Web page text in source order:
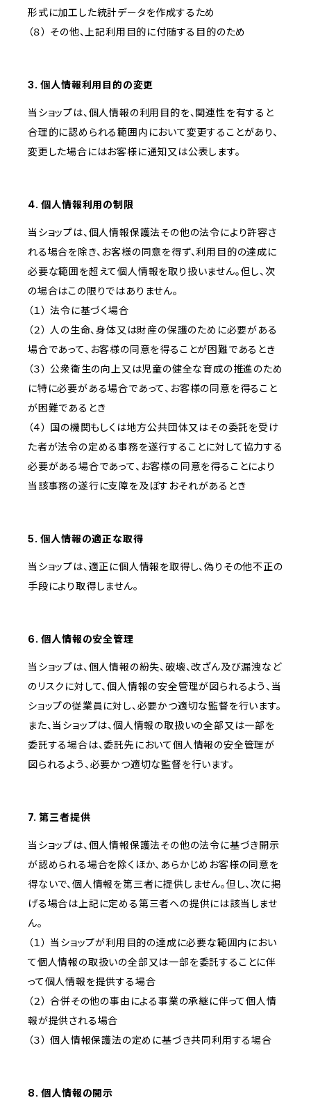
形式に加工した統計データを作成するため
（８） その他、上記利用目的に付随する目的のため
3. 個人情報利用目的の変更
当ショップは、個人情報の利用目的を、関連性を有すると
合理的に認められる範囲内において変更することがあり、
変更した場合にはお客様に通知又は公表します。
4. 個人情報利用の制限
当ショップは、個人情報保護法その他の法令により許容さ
れる場合を除き、お客様の同意を得ず、利用目的の達成に
必要な範囲を超えて個人情報を取り扱いません。但し、次
の場合はこの限りではありません。
（１） 法令に基づく場合
（２） 人の生命、身体又は財産の保護のために必要がある
場合であって、お客様の同意を得ることが困難であるとき
（３） 公衆衛生の向上又は児童の健全な育成の推進のため
に特に必要がある場合であって、お客様の同意を得ること
が困難であるとき
（４） 国の機関もしくは地方公共団体又はその委託を受け
た者が法令の定める事務を遂行することに対して協力する
必要がある場合であって、お客様の同意を得ることにより
当該事務の遂行に支障を及ぼすおそれがあるとき
5. 個人情報の適正な取得
当ショップは、適正に個人情報を取得し、偽りその他不正の
手段により取得しません。
6. 個人情報の安全管理
当ショップは、個人情報の紛失、破壊、改ざん及び漏洩など
のリスクに対して、個人情報の安全管理が図られるよう、当
ショップの従業員に対し、必要かつ適切な監督を行います。
また、当ショップは、個人情報の取扱いの全部又は一部を
委託する場合は、委託先において個人情報の安全管理が
図られるよう、必要かつ適切な監督を行います。
7. 第三者提供
当ショップは、個人情報保護法その他の法令に基づき開示
が認められる場合を除くほか、あらかじめお客様の同意を
得ないで、個人情報を第三者に提供しません。但し、次に掲
げる場合は上記に定める第三者への提供には該当しませ
ん。
（１） 当ショップが利用目的の達成に必要な範囲内におい
て個人情報の取扱いの全部又は一部を委託することに伴
って個人情報を提供する場合
（２） 合併その他の事由による事業の承継に伴って個人情
報が提供される場合
（３） 個人情報保護法の定めに基づき共同利用する場合
8. 個人情報の開示